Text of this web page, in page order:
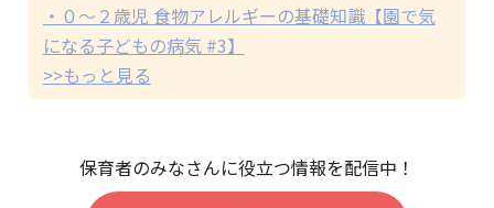
・０～２歳児 食物アレルギーの基礎知識【園で気
になる子どもの病気 #3】
>>もっと見る
保育者のみなさんに役立つ情報を配信中！